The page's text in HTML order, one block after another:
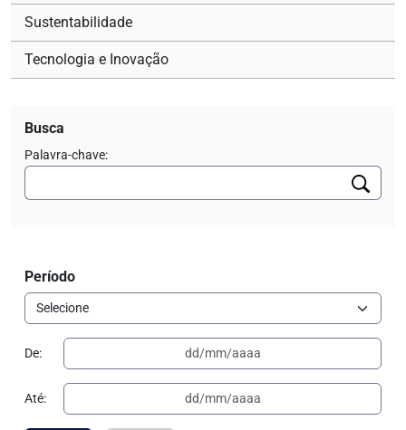
Sustentabilidade
Tecnologia e Inovação
Busca
Palavra-chave:
Período
De:
Até: